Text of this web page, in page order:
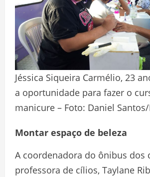
Jéssica Siqueira Carmélio, 23
a oportunidade para fazer o
manicure – Foto: Daniel Santos/
Montar espaço de beleza
A coordenadora do ônibus dos
professora de cílios, Taylane